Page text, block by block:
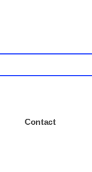
Contact